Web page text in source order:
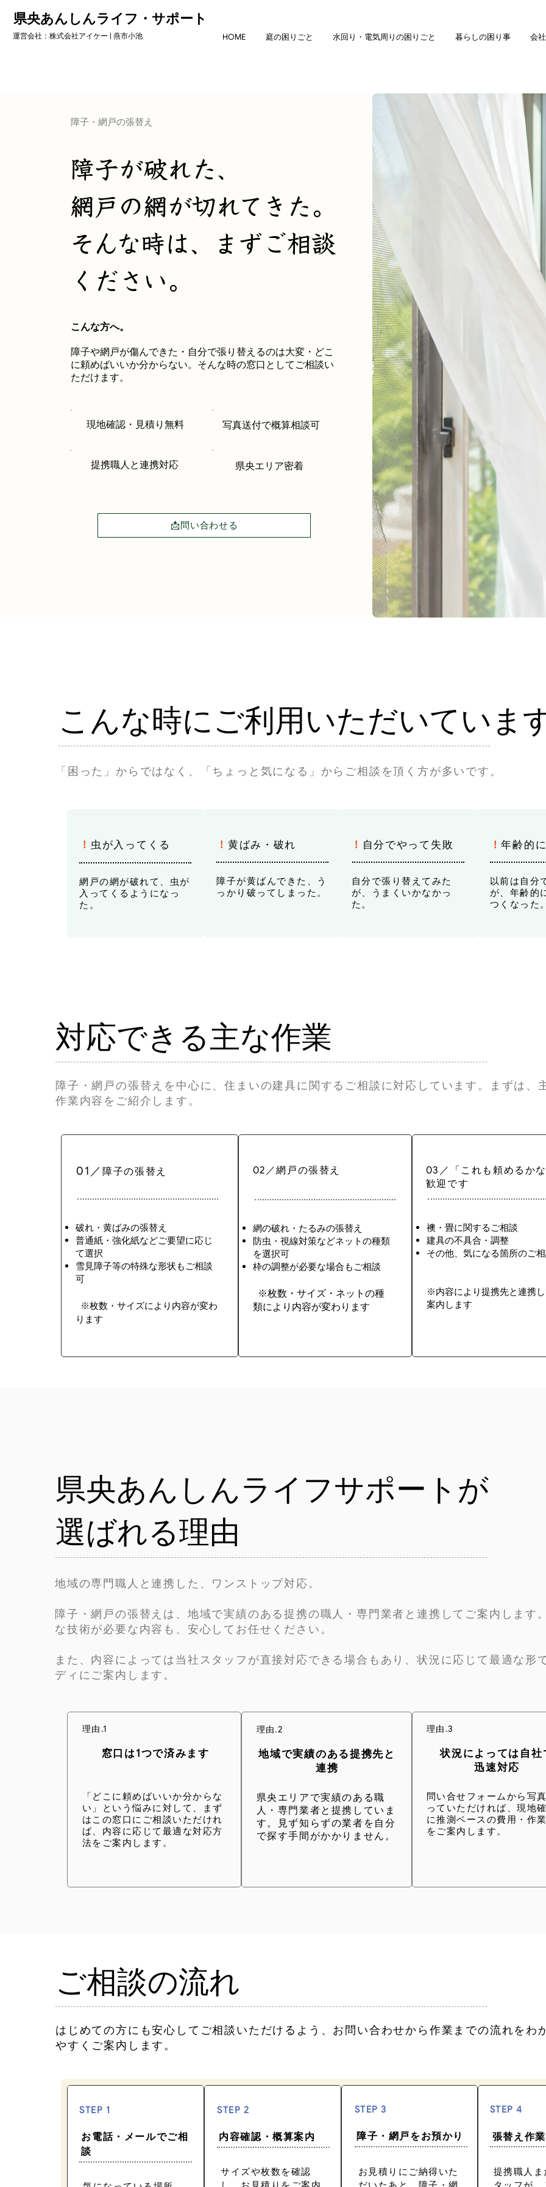
県央あんしんライフ・サポート
運営会社：株式会社アイケー | 燕市小池 HOME 庭の困りごと 水回り・電気周りの困りごと 暮らしの困り事 会
障子・網戸の張替え
障子が破れた、
網戸の網が切れてきた。
そんな時は、まずご相談
ください。
こんな方へ。
障子や網戸が傷んできた・自分で張り替えるのは大変・どこ
に頼めばいいか分からない。そんな時の窓口としてご相談い
ただけます。
現地確認・見積り無料
提携職人と連携対応
写真送付で概算相談可
県央エリア密着
📩問い合わせる
こんな時にご利用いただいていま
「困った」からではなく、「ちょっと気になる」からご相談を頂く方が多いです。
！ 虫が入ってくる
網戸の網が破れて、虫が
入ってくるようになっ
た。
！ 黄ばみ・破れ
障子が黄ばんできた、う
っかり破ってしまった。
！ 自分でやって失敗
自分で張り替えてみた
が、うまくいかなかっ
た。
！年齢的
以前は自分
が、年齢的
つくなった
対応できる主な作業
障子・網戸の張替えを中心に、住まいの建具に関するご相談に対応しています。まずは、
作業内容をご紹介します。
01／障子の張替え
破れ・黄ばみの張替え
普通紙・強化紙などご要望に応じ
て選択
雪見障子等の特殊な形状もご相談
可
※枚数・サイズにより内容が変わ
ります
02／網戸の張替え
網の破れ・たるみの張替え
防虫・視線対策などネットの種類
を選択可
枠の調整が必要な場合もご相談
※枚数・サイズ・ネットの種
類により内容が変わります
03／「これも頼めるか
歓迎です
襖・畳に関するご相談
建具の不具合・調整
その他、気になる箇所のご
※内容により提携先と連携
案内します
県央あんしんライフサポートが
選ばれる理由
地域の専門職人と連携した、ワンストップ対応。
障子・網戸の張替えは、地域で実績のある提携の職人・専門業者と連携してご案内します
な技術が必要な内容も、安心してお任せください。
また、内容によっては当社スタッフが直接対応できる場合もあり、状況に応じて最適な形
ディにご案内します。
理由.1
窓口は1つで済みます
「どこに頼めばいいか分からな
い」という悩みに対して、まず
はこの窓口にご相談いただけれ
ば、内容に応じて最適な対応方
法をご案内します。
理由.2
地域で実績のある提携先と
連携
県央エリアで実績のある職
人・専門業者と提携していま
す。見ず知らずの業者を自分
で探す手間がかかりません。
理由.3
状況によっては自社
迅速対応
問い合せフォームから写
っていただければ、現地
に推測ベースの費用・作
をご案内します。
ご相談の流れ
はじめての方にも安心してご相談いただけるよう、お問い合わせから作業までの流れをわ
やすくご案内します。
STEP 1
お電話・メールでご相
談
STEP 2
内容確認・概算案内
サイズや枚数を確認
STEP 3
障子・網戸をお預かり
お見積りにご納得いた
STEP 4
張替え作業
提携職人